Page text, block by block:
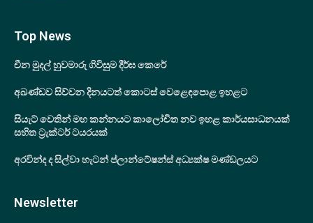
Top News
චීන මුදල් හුවමාරු ගිවිසුම දීර්ඝ කෙරේ
අඛණ්ඩව සිව්වන දිනයටත් කොටස් වෙළෙඳපොළ ඉහළට
සියැට් වෙතින් මහ කන්නයට කාලෝචිත නව ඉහළ කාර්යසාධනයක්
සහිත ට්‍රැක්ටර් ටයරයක්
අරවින්ද ද සිල්වා හැටන් ප්ලාන්ටේෂන්ස් අධ්‍යක්ෂ මණ්ඩලයට
Newsletter